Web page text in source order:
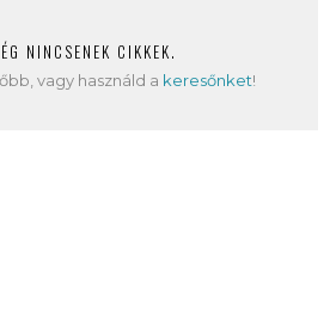
NINCSENEK CIKKEK.
vagy használd a keresőnket!